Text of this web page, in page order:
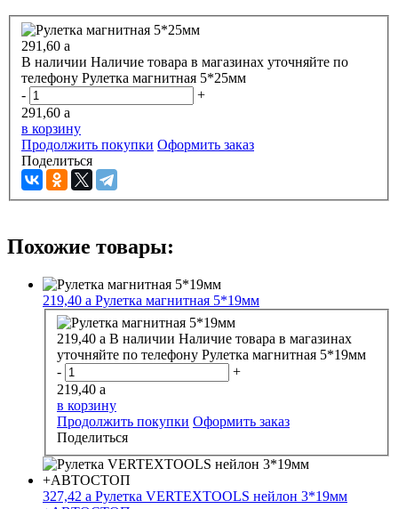
291,60 a
В наличии Наличие товара в магазинах уточняйте по
телефону Рулетка магнитная 5*25мм
-
+
291,60 a
в корзину
Продолжить покупки Оформить заказ
Поделиться
Похожие товары:
219,40 a Рулетка магнитная 5*19мм
219,40 a В наличии Наличие товара в магазинах
уточняйте по телефону Рулетка магнитная 5*19мм
-
+
219,40 a
в корзину
Продолжить покупки Оформить заказ
Поделиться
327,42 a Рулетка VERTEXTOOLS нейлон 3*19мм